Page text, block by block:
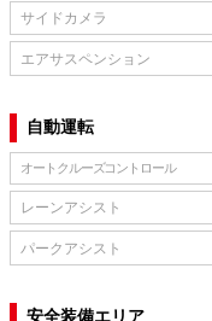
サイドカメラ
エアサスペンション
自動運転
オートクルーズコントロール
レーンアシスト
パークアシスト
安全装備エリア